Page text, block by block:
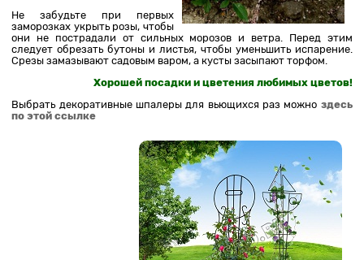
Не забудьте при первых
заморозках укрыть розы, чтобы
они не пострадали от сильных морозов и ветра. Перед этим
следует обрезать бутоны и листья, чтобы уменьшить испарение.
Срезы замазывают садовым варом, а кусты засыпают торфом.
Хорошей посадки и цветения любимых цветов!
Выбрать декоративные шпалеры для вьющихся раз можно здесь
по этой ссылке